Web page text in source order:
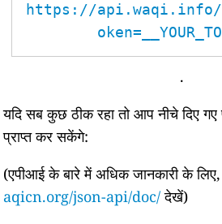
https://api.waqi.info/
.
यदि सब कुछ ठीक रहा तो आप नीचे दिए गए
प्राप्त कर सकेंगे:
(एपीआई के बारे में अधिक जानकारी के लिए,
aqicn.org/json-api/doc/देखें)